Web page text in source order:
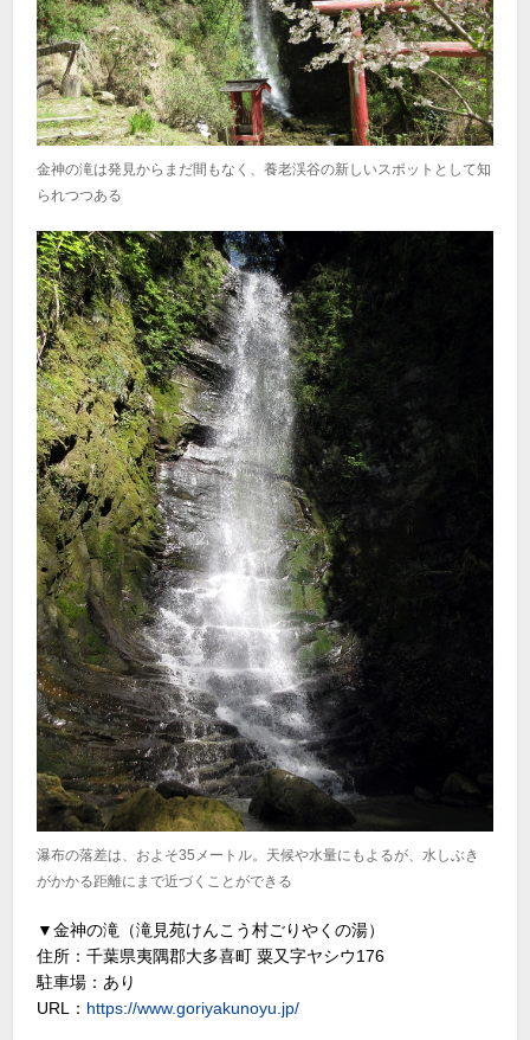
金神の滝は発見からまだ間もなく、養老渓谷の新しいスポットとして知
られつつある
瀑布の落差は、およそ35メートル。天候や水量にもよるが、水しぶき
がかかる距離にまで近づくことができる
▼金神の滝（滝見苑けんこう村ごりやくの湯）
住所：千葉県夷隅郡大多喜町 粟又字ヤシウ176
駐車場：あり
URL： https://www.goriyakunoyu.jp/